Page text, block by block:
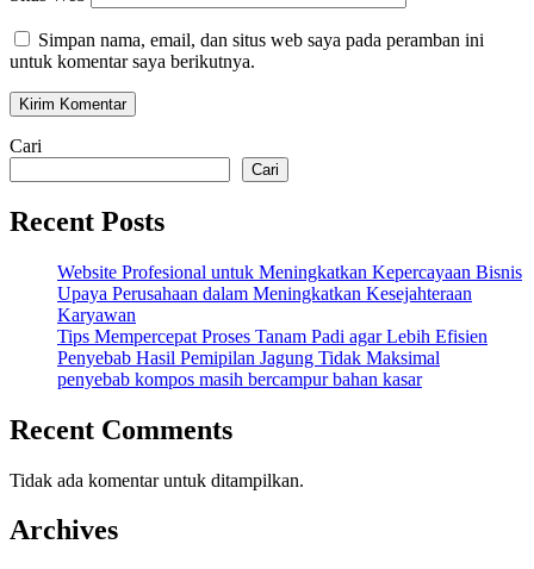
Simpan nama, email, dan situs web saya pada peramban ini
untuk komentar saya berikutnya.
Cari
Cari
Recent Posts
Website Profesional untuk Meningkatkan Kepercayaan Bisnis
Upaya Perusahaan dalam Meningkatkan Kesejahteraan
Karyawan
Tips Mempercepat Proses Tanam Padi agar Lebih Efisien
Penyebab Hasil Pemipilan Jagung Tidak Maksimal
penyebab kompos masih bercampur bahan kasar
Recent Comments
Tidak ada komentar untuk ditampilkan.
Archives